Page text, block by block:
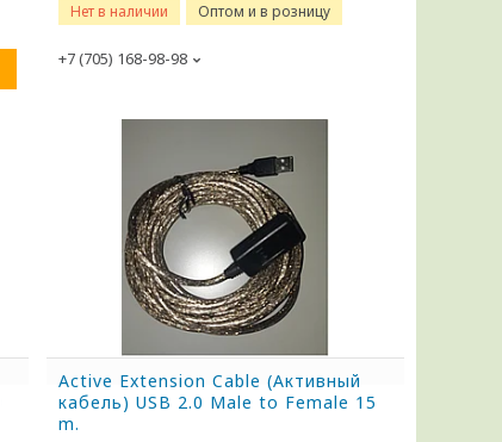
Нет в наличии Оптом и в розницу
+7 (705) 168-98-98
Active Extension Cable (Активный
кабель) USB 2.0 Male to Female 15
m.